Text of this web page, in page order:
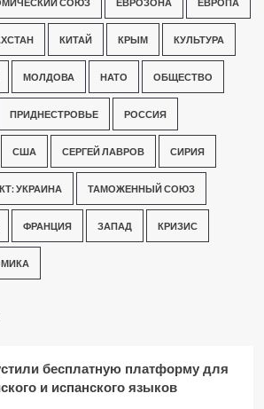
КИТАЙ КРЫМ КУЛЬТУРА
МОЛДОВА НАТО ОБЩЕСТВО
ПРИДНЕСТРОВЬЕ РОССИЯ
США СЕРГЕЙ ЛАВРОВ СИРИЯ
УКРАИНА ТАМОЖЕННЫЙ СОЮЗ
ФРАНЦИЯ ЗАПАД КРИЗИС
бесплатную платформу для
и испанского языков